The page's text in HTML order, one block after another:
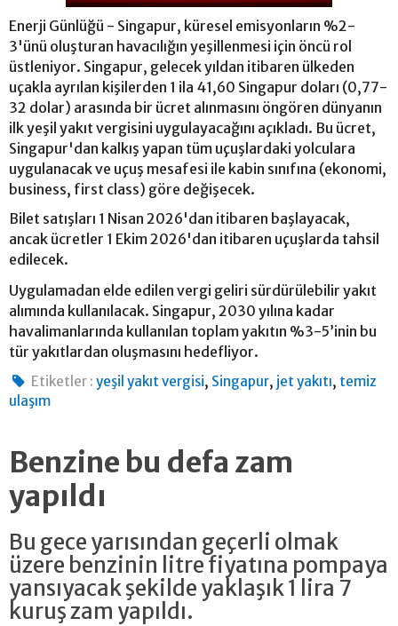
Enerji Günlüğü - Singapur, küresel emisyonların %2-
3'ünü oluşturan havacılığın yeşillenmesi için öncü rol
üstleniyor. Singapur, gelecek yıldan itibaren ülkeden
uçakla ayrılan kişilerden 1 ila 41,60 Singapur doları (0,77-
32 dolar) arasında bir ücret alınmasını öngören dünyanın
ilk yeşil yakıt vergisini uygulayacağını açıkladı. Bu ücret,
Singapur'dan kalkış yapan tüm uçuşlardaki yolculara
uygulanacak ve uçuş mesafesi ile kabin sınıfına (ekonomi,
business, first class) göre değişecek.
Bilet satışları 1 Nisan 2026'dan itibaren başlayacak,
ancak ücretler 1 Ekim 2026'dan itibaren uçuşlarda tahsil
edilecek.
Uygulamadan elde edilen vergi geliri sürdürülebilir yakıt
alımında kullanılacak. Singapur, 2030 yılına kadar
havalimanlarında kullanılan toplam yakıtın %3-5’inin bu
tür yakıtlardan oluşmasını hedefliyor.
Etiketler : yeşil yakıt vergisi, Singapur, jet yakıtı, temiz
ulaşım
Benzine bu defa zam
yapıldı
Bu gece yarısından geçerli olmak
üzere benzinin litre fiyatına pompaya
yansıyacak şekilde yaklaşık 1 lira 7
kuruş zam yapıldı.